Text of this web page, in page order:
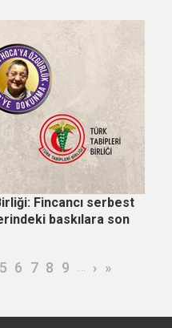
Fincancı serbest
baskılara son
sayfa
Page
5 Page
6 Page
7 Page
8 Page
9 … Sonraki sayfa
› Son sayfa
»